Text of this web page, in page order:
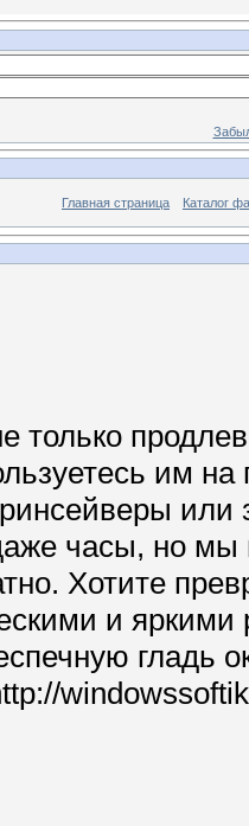
Главная страница Каталог
только
им
или
часы, но мы
Хотите
и
гладь